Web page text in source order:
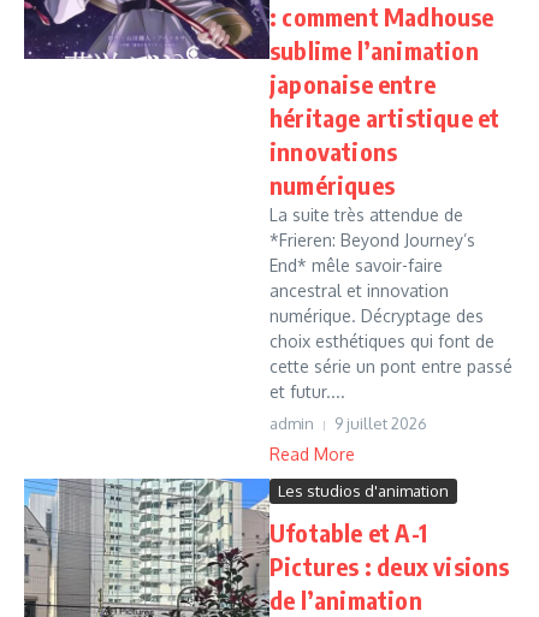
: comment Madhouse
sublime l’animation
japonaise entre
héritage artistique et
innovations
numériques
La suite très attendue de
*Frieren: Beyond Journey’s
End* mêle savoir-faire
ancestral et innovation
numérique. Décryptage des
choix esthétiques qui font de
cette série un pont entre passé
et futur....
admin 9 juillet 2026
Read More
Les studios d'animation
Ufotable et A-1
Pictures : deux visions
de l’animation